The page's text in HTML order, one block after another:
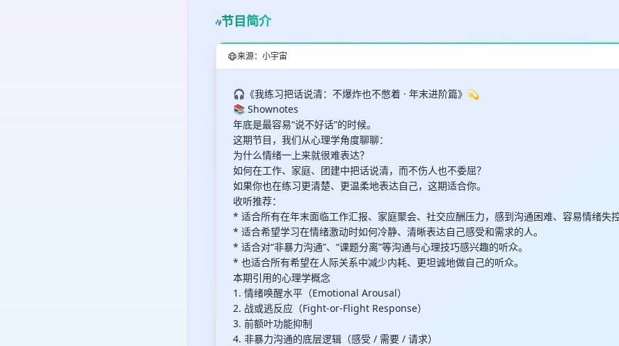
节目简介
来源：小宇宙
🎧《我练习把话说清：不爆炸也不憋着 · 年末进阶篇》💫
📚 Shownotes
年底是最容易“说不好话”的时候。
这期节目，我们从心理学角度聊聊：
为什么情绪一上来就很难表达？
如何在工作、家庭、团建中把话说清，而不伤人也不委屈？
如果你也在练习更清楚、更温柔地表达自己，这期适合你。
收听推荐：
* 适合所有在年末面临工作汇报、家庭聚会、社交应酬压力，感到沟通困难、容易情绪失
* 适合希望学习在情绪激动时如何冷静、清晰表达自己感受和需求的人。
* 适合对“非暴力沟通”、“课题分离”等沟通与心理技巧感兴趣的听众。
* 也适合所有希望在人际关系中减少内耗、更坦诚地做自己的听众。
本期引用的心理学概念
1. 情绪唤醒水平（Emotional Arousal）
2. 战或逃反应（Fight-or-Flight Response）
3. 前额叶功能抑制
4. 非暴力沟通的底层逻辑（感受 / 需要 / 请求）